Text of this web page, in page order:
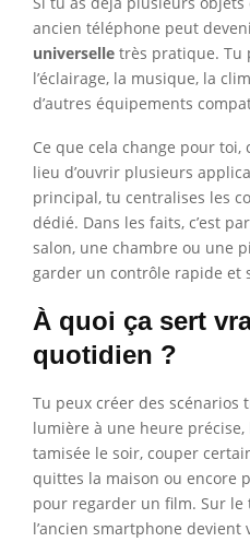
ancien téléphone peut
universelle très pratique. Tu
l’éclairage, la musique, la
d’autres équipements
Ce que cela change pour toi,
lieu d’ouvrir plusieurs
principal, tu centralises les
dédié. Dans les faits, c’est
salon, une chambre ou une
garder un contrôle rapide et
À quoi ça sert
quotidien ?
Tu peux créer des scénarios
lumière à une heure
tamisée le soir, couper
quittes la maison ou encore
pour regarder un film. Sur le
l’ancien smartphone